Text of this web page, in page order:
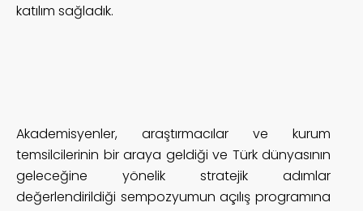
katılım sağladık.
Akademisyenler, araştırmacılar ve kurum
temsilcilerinin bir araya geldiği ve Türk dünyasının
geleceğine yönelik stratejik adımlar
değerlendirildiği sempozyumun açılış programına